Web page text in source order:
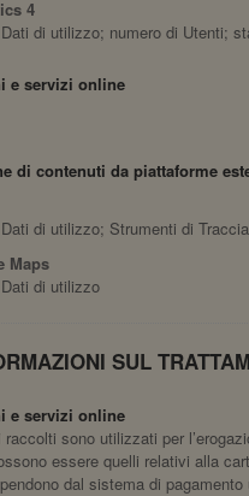
4
di utilizzo; numero di Utenti;
e servizi online
di contenuti da piattaforme
di utilizzo; Strumenti di
Maps
di utilizzo
SUL
e servizi online
sono utilizzati per
essere quelli relativi alla
dal sistema di